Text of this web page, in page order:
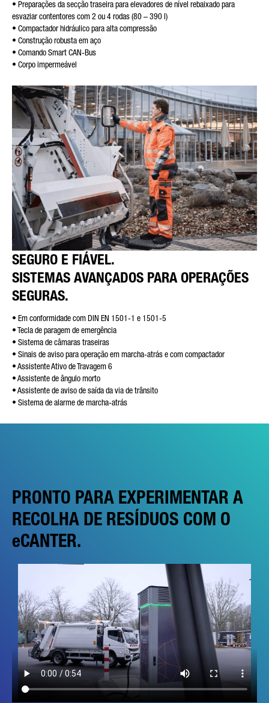
• Preparações da secção traseira para elevadores de nível rebaixado para
esvaziar contentores com 2 ou 4 rodas (80 – 390 l)
• Compactador hidráulico para alta compressão
• Construção robusta em aço
• Comando Smart CAN-Bus
• Corpo impermeável
SEGURO E FIÁVEL.
SISTEMAS AVANÇADOS PARA OPERAÇÕES
SEGURAS.
• Em conformidade com DIN EN 1501-1 e 1501-5
• Tecla de paragem de emergência
• Sistema de câmaras traseiras
• Sinais de aviso para operação em marcha-atrás e com compactador
• Assistente Ativo de Travagem 6
• Assistente de ângulo morto
• Assistente de aviso de saída da via de trânsito
• Sistema de alarme de marcha-atrás
PRONTO PARA EXPERIMENTAR A
RECOLHA DE RESÍDUOS COM O
eCANTER.